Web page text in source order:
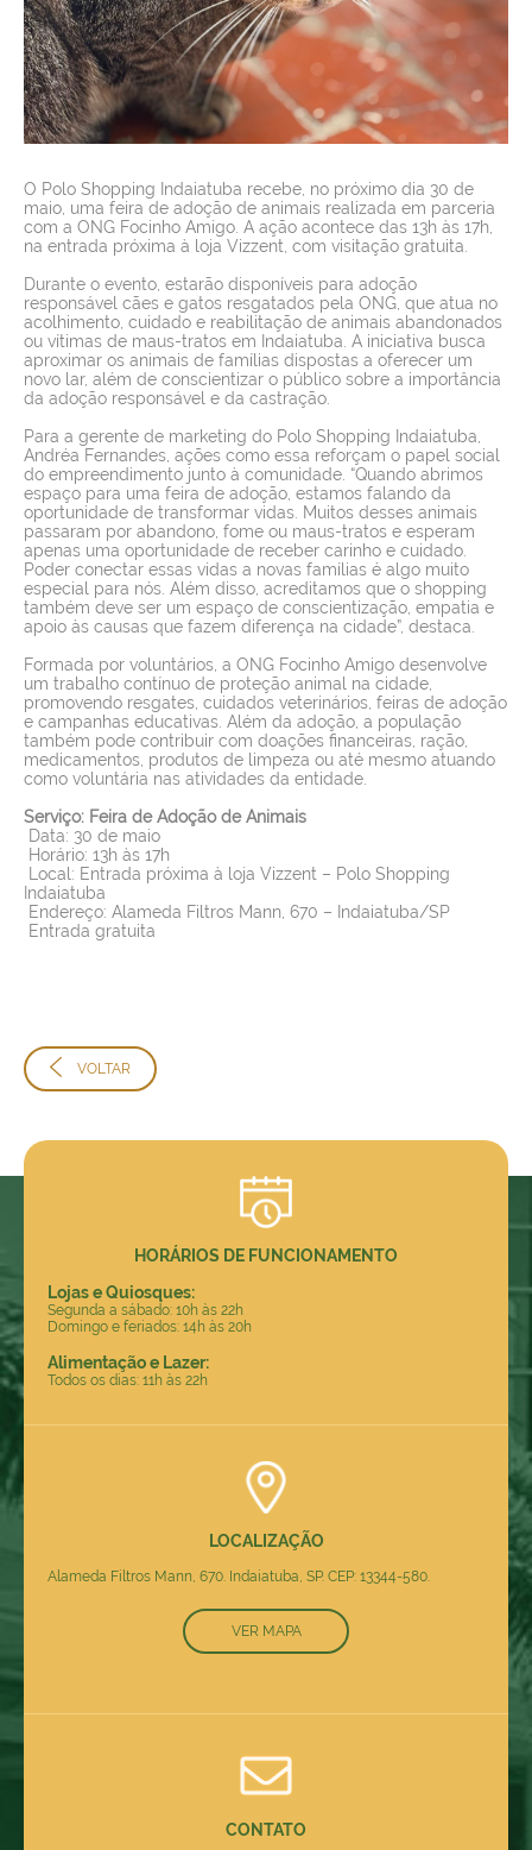
O Polo Shopping Indaiatuba recebe, no próximo dia 30 de
maio, uma feira de adoção de animais realizada em parceria
com a ONG Focinho Amigo. A ação acontece das 13h às 17h,
na entrada próxima à loja Vizzent, com visitação gratuita.
Durante o evento, estarão disponíveis para adoção
responsável cães e gatos resgatados pela ONG, que atua no
acolhimento, cuidado e reabilitação de animais abandonados
ou vítimas de maus-tratos em Indaiatuba. A iniciativa busca
aproximar os animais de famílias dispostas a oferecer um
novo lar, além de conscientizar o público sobre a importância
da adoção responsável e da castração.
Para a gerente de marketing do Polo Shopping Indaiatuba,
Andréa Fernandes, ações como essa reforçam o papel social
do empreendimento junto à comunidade. “Quando abrimos
espaço para uma feira de adoção, estamos falando da
oportunidade de transformar vidas. Muitos desses animais
passaram por abandono, fome ou maus-tratos e esperam
apenas uma oportunidade de receber carinho e cuidado.
Poder conectar essas vidas a novas famílias é algo muito
especial para nós. Além disso, acreditamos que o shopping
também deve ser um espaço de conscientização, empatia e
apoio às causas que fazem diferença na cidade”, destaca.
Formada por voluntários, a ONG Focinho Amigo desenvolve
um trabalho contínuo de proteção animal na cidade,
promovendo resgates, cuidados veterinários, feiras de adoção
e campanhas educativas. Além da adoção, a população
também pode contribuir com doações financeiras, ração,
medicamentos, produtos de limpeza ou até mesmo atuando
como voluntária nas atividades da entidade.
Serviço: Feira de Adoção de Animais
Data: 30 de maio
Horário: 13h às 17h
Local: Entrada próxima à loja Vizzent – Polo Shopping
Indaiatuba
Endereço: Alameda Filtros Mann, 670 – Indaiatuba/SP
Entrada gratuita
VOLTAR
HORÁRIOS DE FUNCIONAMENTO
Lojas e Quiosques:
Segunda a sábado: 10h às 22h
Domingo e feriados: 14h às 20h
Alimentação e Lazer:
Todos os dias: 11h às 22h
LOCALIZAÇÃO
Alameda Filtros Mann, 670. Indaiatuba, SP. CEP: 13344-580.
VER MAPA
CONTATO